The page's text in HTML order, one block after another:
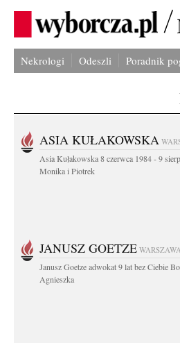
Nekrologi Odeszli Poradnik
ASIA KUŁAKOWSKA
Asia Kułakowska 8 czerwca 1984 - 9
Monika i Piotrek
JANUSZ GOETZE
Janusz Goetze adwokat 9 lat bez Ciebie
Agnieszka